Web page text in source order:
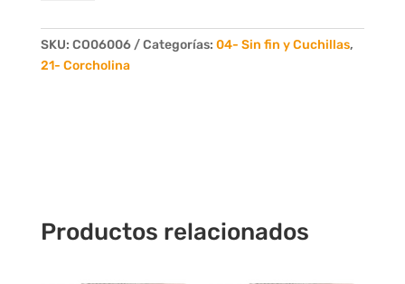
6mm
cantidad
SKU: CO06006 Categorías: 04- Sin fin y Cuchillas,
21- Corcholina
Productos relacionados